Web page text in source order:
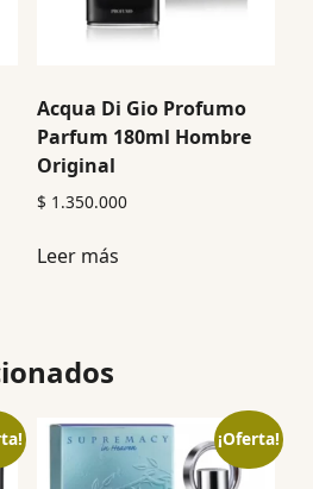
Acqua Di Gio Profumo
Parfum 180ml Hombre
Original
$ 1.350.000
Leer más
¡Oferta!